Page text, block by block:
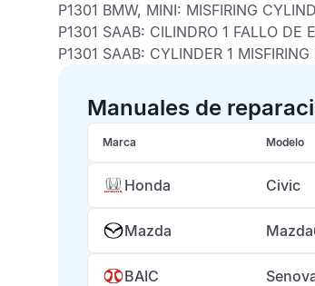
P1301 BMW, MINI: MISFIRING
P1301 SAAB: CILINDRO 1 FALLO DE
P1301 SAAB: CYLINDER 1
Manuales de
Marca Modelo
Honda Civic
Mazda
BAIC